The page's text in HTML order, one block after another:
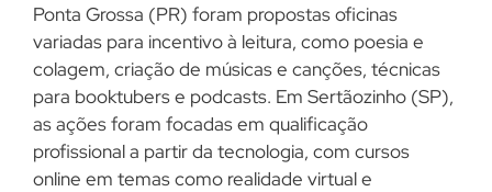
Ponta Grossa (PR) foram propostas oficinas
variadas para incentivo à leitura, como poesia e
colagem, criação de músicas e canções, técnicas
para booktubers e podcasts. Em Sertãozinho (SP),
as ações foram focadas em qualificação
profissional a partir da tecnologia, com cursos
online em temas como realidade virtual e